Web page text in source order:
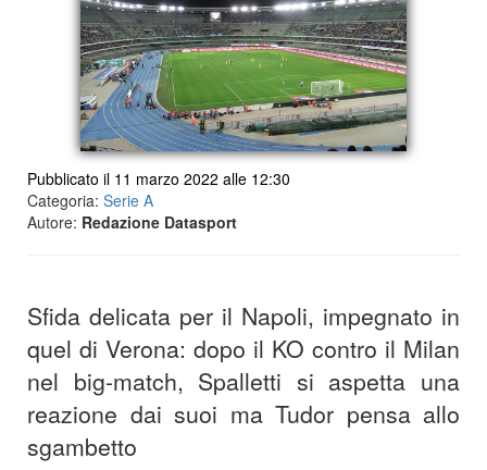
Pubblicato il 11 marzo 2022 alle 12:30
Categoria: Serie A
Autore: Redazione Datasport
Sfida delicata per il Napoli, impegnato in
quel di Verona: dopo il KO contro il Milan
nel big-match, Spalletti si aspetta una
reazione dai suoi ma Tudor pensa allo
sgambetto